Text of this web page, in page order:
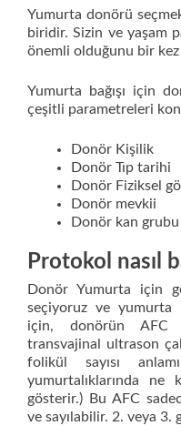
Yumurta donörü
biridir. Sizin ve yaşam
önemli olduğunu bir
Yumurta bağışı için
çeşitli parametreleri
Donör Kişilik
Donör Tıp tarihi
Donör Fiziksel
Donör mevkii
Donör kan grubu
Protokol nasıl
Donör Yumurta için
seçiyoruz ve yumurta
için, donörün AFC
transvajinal ultrason
folikül sayısı
yumurtalıklarında ne
gösterir.) Bu AFC
ve sayılabilir. 2. veya 3.